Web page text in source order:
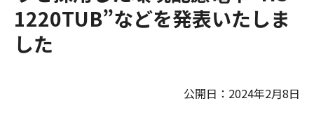
1220TUB”などを発表いたしま
した
公開日：2024年2月8日